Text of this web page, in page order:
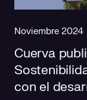
Noviembre 2024
Cuerva
con el